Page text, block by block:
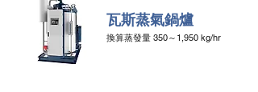
瓦斯蒸氣鍋爐
換算蒸發量 350～1,950 kg/hr